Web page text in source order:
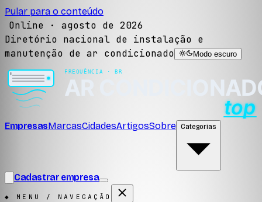
Pular para o conteúdo
Online · agosto de 2026
Diretório nacional de instalação e
manutenção de ar condicionado
Modo escuro
EmpresasMarcasCidadesArtigosSobre Categorias
Cadastrar empresa
◆ MENU / NAVEGAÇÃO